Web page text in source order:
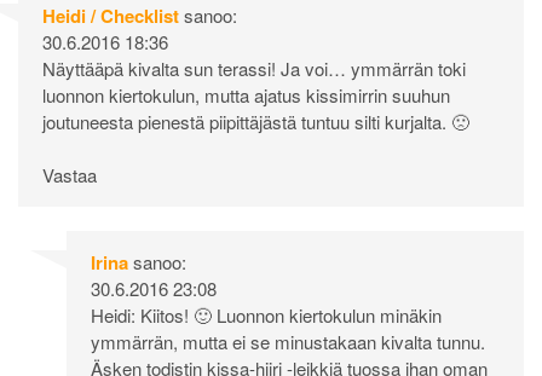
Heidi / Checklistsanoo:
30.6.2016 18:36
Näyttääpä kivalta sun terassi! Ja voi… ymmärrän toki
luonnon kiertokulun, mutta ajatus kissimirrin suuhun
joutuneesta pienestä piipittäjästä tuntuu silti kurjalta. 🙁
Vastaa
Irinasanoo:
30.6.2016 23:08
Heidi: Kiitos! 🙂 Luonnon kiertokulun minäkin
ymmärrän, mutta ei se minustakaan kivalta tunnu.
Äsken todistin kissa-hiiri -leikkiä tuossa ihan oman